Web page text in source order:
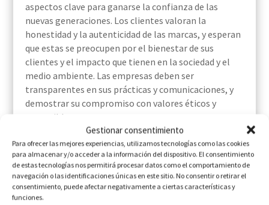
Gestionar consentimiento
Para ofrecer las mejores experiencias, utilizamos tecnologías como las cookies
para almacenar y/o acceder a la información del dispositivo. El consentimiento
de estas tecnologías nos permitirá procesar datos como el comportamiento de
navegación o las identificaciones únicas en este sitio. No consentir o retirar el
consentimiento, puede afectar negativamente a ciertas características y
funciones.
aspectos clave para ganarse la confianza de las
nuevas generaciones. Los clientes valoran la
honestidad y la autenticidad de las marcas, y esperan
que estas se preocupen por el bienestar de sus
clientes y el impacto que tienen en la sociedad y el
medio ambiente. Las empresas deben ser
transparentes en sus prácticas y comunicaciones, y
demostrar su compromiso con valores éticos y
sostenibles.
Además, las experiencias emocionales son
fundamentales para conectar con las nuevas
generaciones. Las marcas deben ser capaces de
generar emociones positivas en los clientes a través
de sus productos, servicios y experiencias de compra.